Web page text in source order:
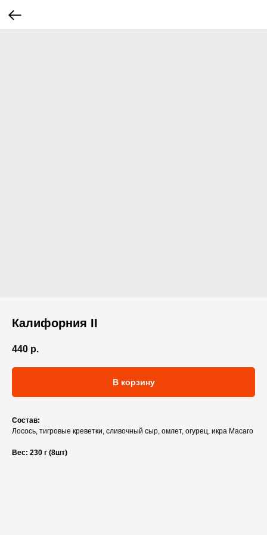
Калифорния II
440 р.
В корзину
Состав:
Лосось, тигровые креветки, сливочный сыр, омлет, огурец, икра Масаго
Вес: 230 г (8шт)